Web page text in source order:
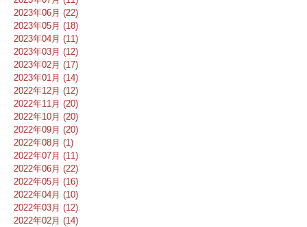
2023年06月 (22)
2023年05月 (18)
2023年04月 (11)
2023年03月 (12)
2023年02月 (17)
2023年01月 (14)
2022年12月 (12)
2022年11月 (20)
2022年10月 (20)
2022年09月 (20)
2022年08月 (1)
2022年07月 (11)
2022年06月 (22)
2022年05月 (16)
2022年04月 (10)
2022年03月 (12)
2022年02月 (14)